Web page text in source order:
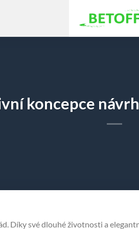
koncepce
Díky své dlouhé životnosti a